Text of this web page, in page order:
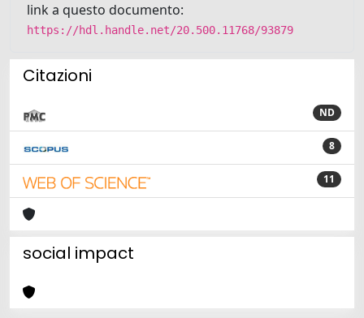
link a questo documento:
https://hdl.handle.net/20.500.11768/93879
Citazioni
ND
8
11
social impact